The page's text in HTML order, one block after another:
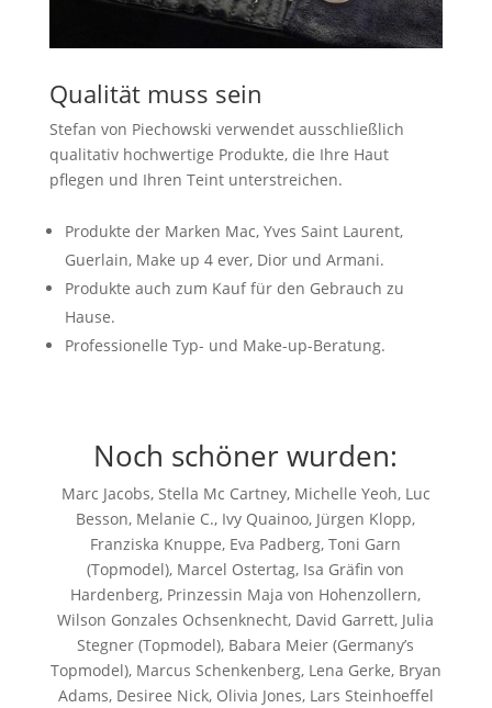
Qualität muss sein
Stefan von Piechowski verwendet ausschließlich
qualitativ hochwertige Produkte, die Ihre Haut
pflegen und Ihren Teint unterstreichen.
Produkte der Marken Mac, Yves Saint Laurent,
Guerlain, Make up 4 ever, Dior und Armani.
Produkte auch zum Kauf für den Gebrauch zu
Hause.
Professionelle Typ- und Make-up-Beratung.
Noch schöner wurden:
Marc Jacobs, Stella Mc Cartney, Michelle Yeoh, Luc
Besson, Melanie C., Ivy Quainoo, Jürgen Klopp,
Franziska Knuppe, Eva Padberg, Toni Garn
(Topmodel), Marcel Ostertag, Isa Gräfin von
Hardenberg, Prinzessin Maja von Hohenzollern,
Wilson Gonzales Ochsenknecht, David Garrett, Julia
Stegner (Topmodel), Babara Meier (Germany’s
Topmodel), Marcus Schenkenberg, Lena Gerke, Bryan
Adams, Desiree Nick, Olivia Jones, Lars Steinhoeffel